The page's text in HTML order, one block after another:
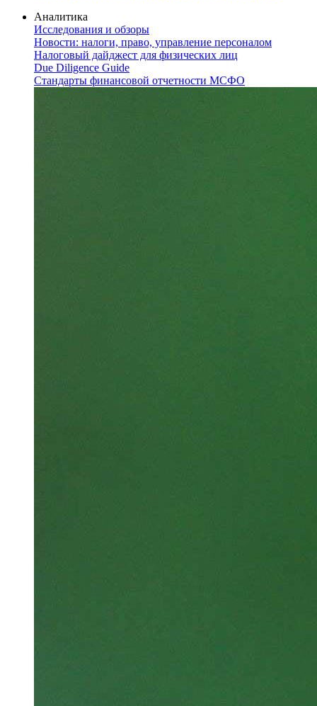
Аналитика
Исследования и обзоры
Новости: налоги, право, управление персоналом
Налоговый дайджест для физических лиц
Due Diligence Guide
Стандарты финансовой отчетности МСФО